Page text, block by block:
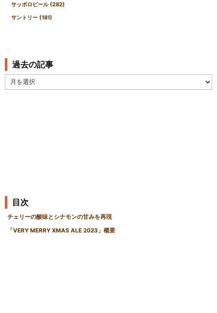
サッポロビール (282)
サントリー (181)
過去の記事
去
目次
チェリーの酸味とシナモンの甘みを再現
「VERY MERRY XMAS ALE 2023」概要